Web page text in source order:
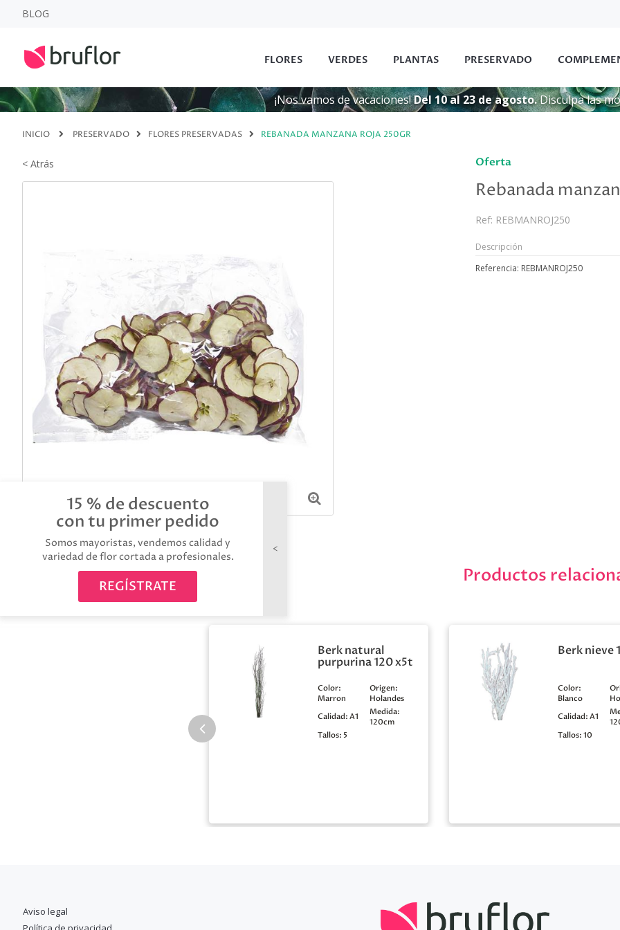
15 % de descuento
con tu primer pedido
Somos mayoristas, vendemos calidad y
variedad de flor cortada a profesionales.
REGÍSTRATE
BLOG
FLORES VERDES PLANTAS PRESERVADO
¡Nos vamos de vacaciones!Del 10 al 23 de agosto.Disculpa las
INICIO PRESERVADO FLORES PRESERVADAS REBANADA MANZANA ROJA 250GR
< Atrás Oferta
Rebanada
Ref: REBMANROJ250
Descripción
Referencia: REBMANROJ250
Productos
Berk natural
purpurina 120 x5t
Color:
Marron
Origen:
Holandes
Calidad: A1
Medida:
120cm
Tallos: 5
Berk nieve
Color:
Blanco
Calidad: A1
Tallos: 10
Aviso legal